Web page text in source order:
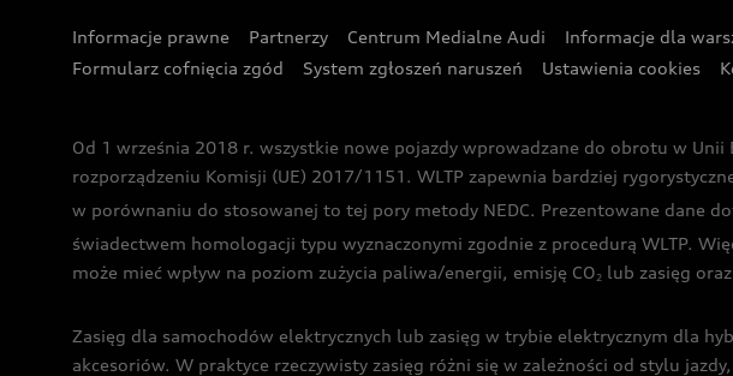
Informacje prawne Partnerzy Centrum Medialne Audi Informacje dla
Formularz cofnięcia zgód
System zgłoszeń naruszeń Ustawienia cookies
Od 1 września 2018 r. wszystkie nowe pojazdy wprowadzane do obrotu w
rozporządzeniu Komisji (UE) 2017/1151. WLTP zapewnia bardziej
w porównaniu do stosowanej to tej pory metody NEDC. Prezentowane dane
świadectwem homologacji typu wyznaczonymi zgodnie z procedurą WLTP.
może mieć wpływ na poziom zużycia paliwa/energii, emisję CO2 lub zasięg
Zasięg dla samochodów elektrycznych lub zasięg w trybie elektrycznym dla
akcesoriów. W praktyce rzeczywisty zasięg różni się w zależności od stylu